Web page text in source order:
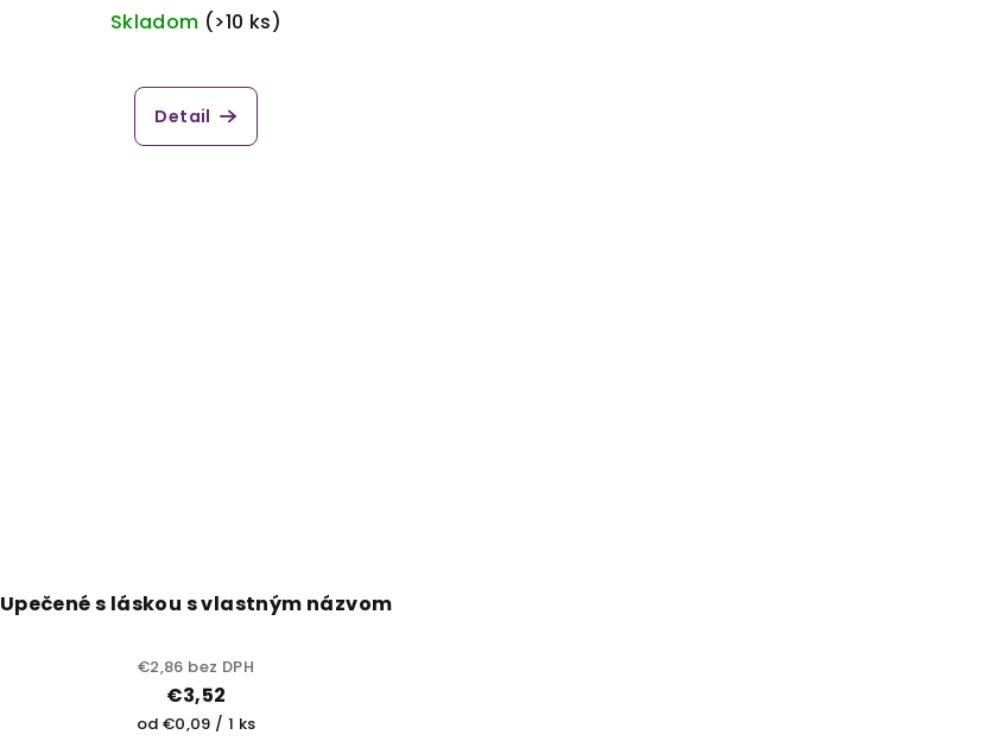
cena:
Skladom (>10 ks)
Detail
Upečené s láskou s vlastným názvom
€2,86 bez DPH
€3,52
Jednotková
od €0,09 / 1 ks